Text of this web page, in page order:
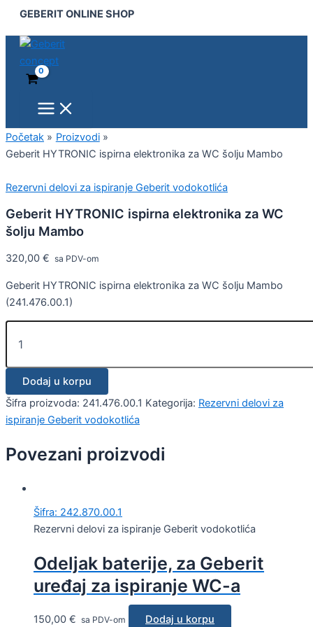
Pređi
sadržaj
GEBERIT ONLINE SHOP
Menu
Početak
Proizvodi
Geberit HYTRONIC ispirna elektronika za WC šolju Mambo
Rezervni delovi za ispiranje Geberit vodokotlića
Geberit HYTRONIC ispirna elektronika za WC
šolju Mambo
320,00 € sa PDV-om
Geberit HYTRONIC ispirna elektronika za WC šolju Mambo
(241.476.00.1)
HYTRONIC
ispirna
elektronika
Mambo
količina
Dodaj u korpu
Šifra proizvoda: 241.476.00.1 Kategorija: Rezervni delovi za
ispiranje Geberit vodokotlića
Povezani proizvodi
Šifra: 242.870.00.1
Rezervni delovi za ispiranje Geberit vodokotlića
Odeljak baterije, za Geberit
uređaj za ispiranje WC-a
150,00 € sa PDV-om Dodaj u korpu